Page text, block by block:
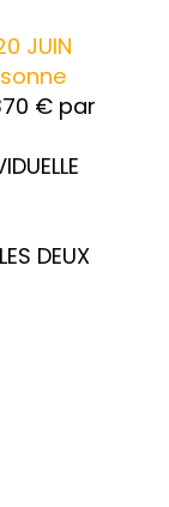
JUIN
€ par
DEUX